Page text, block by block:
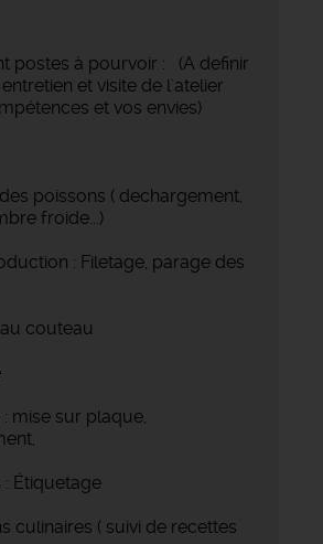
postes à pourvoir : (A definir
et visite de l'atelier
et vos envies)
poissons ( dechargement,
froide...)
: Filetage, parage des
couteau
mise sur plaque,
Étiquetage
culinaires ( suivi de recettes